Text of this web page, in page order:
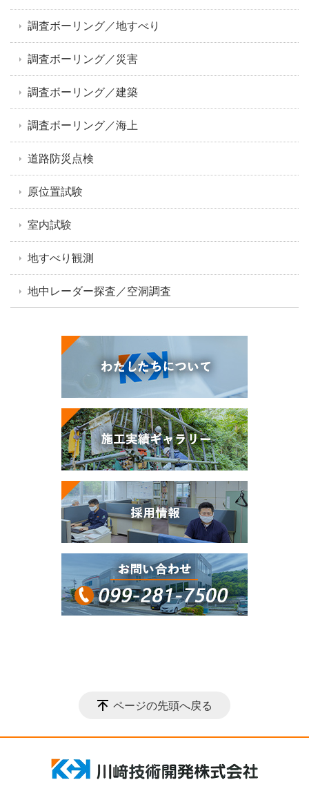
調査ボーリング／地すべり
調査ボーリング／災害
調査ボーリング／建築
調査ボーリング／海上
道路防災点検
原位置試験
室内試験
地すべり観測
地中レーダー探査／空洞調査
ページの先頭へ戻る